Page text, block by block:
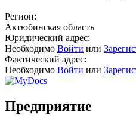
Регион:
Актюбинская область
Юридический адрес:
Необходимо Войти или
Фактический адрес:
Необходимо Войти или
Предприятие